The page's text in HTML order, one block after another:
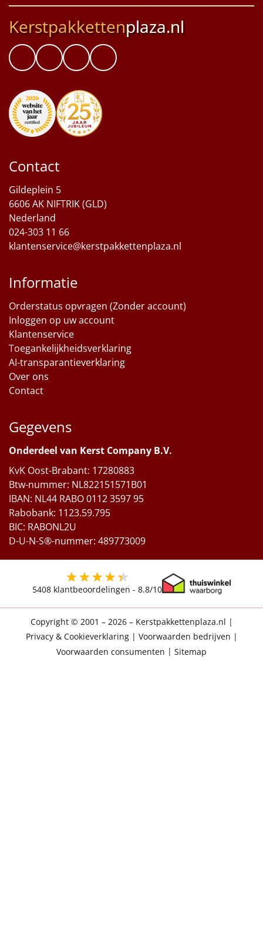
Deken (fleece plaid)
Alle artikelen
Overige
Ideeën
Personeel
Sinterklaaspakketten
Particulier
Kerstgeschenken 2026
Cadeaubon
Per stuk
Alle overige
Kerstpakkettenplaza.nl
Contact
Gildeplein 5
6606 AK NIFTRIK (GLD)
Nederland
024-303 11 66
klantenservice@kerstpakkettenplaza.nl
Informatie
Orderstatus opvragen (Zonder account)
Inloggen op uw account
Klantenservice
Toegankelijkheidsverklaring
AI-transparantieverklaring
Over ons
Contact
Gegevens
Onderdeel van Kerst Company B.V.
KvK Oost-Brabant: 17280883
Btw-nummer: NL822151571B01
IBAN: NL44 RABO 0112 3597 95
Rabobank: 1123.59.795
BIC: RABONL2U
D-U-N-S®-nummer: 489773009
5408 klantbeoordelingen - 8.8/10
Copyright © 2001 – 2026 – Kerstpakkettenplaza.nl |
Privacy & Cookieverklaring| Voorwaarden bedrijven |
Voorwaarden consumenten | Sitemap